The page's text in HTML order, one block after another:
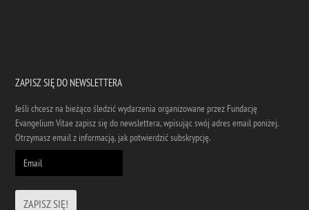
ZAPISZ SIĘ DO NEWSLETTERA
Jeśli chcesz na bieżąco śledzić wydarzenia organizowane przez Fundację
Evangelium Vitae zapisz się do newslettera, wpisując swój adres email poniżej.
Otrzymasz email z informacją, jak potwierdzić subskrypcję.